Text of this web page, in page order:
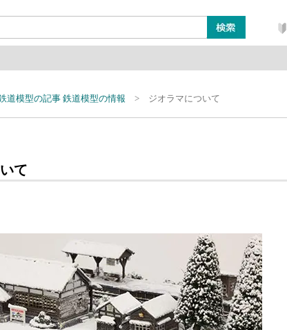
レイアウト・ジオラマ類 工具・塗料・その他
道模型の記事 鉄道模型の情報 ジオラマについて
て